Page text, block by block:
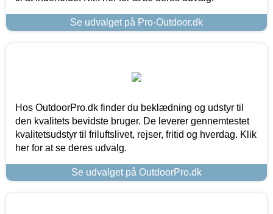
Se udvalget på Pro-Outdoor.dk
Hos OutdoorPro.dk finder du beklædning og udstyr til
den kvalitets bevidste bruger. De leverer gennemtestet
kvalitetsudstyr til friluftslivet, rejser, fritid og hverdag. Klik
her for at se deres udvalg.
Se udvalget på OutdoorPro.dk